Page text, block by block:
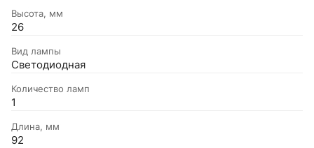
Высота, мм
26
Вид лампы
Светодиодная
Количество ламп
1
Длина, мм
92